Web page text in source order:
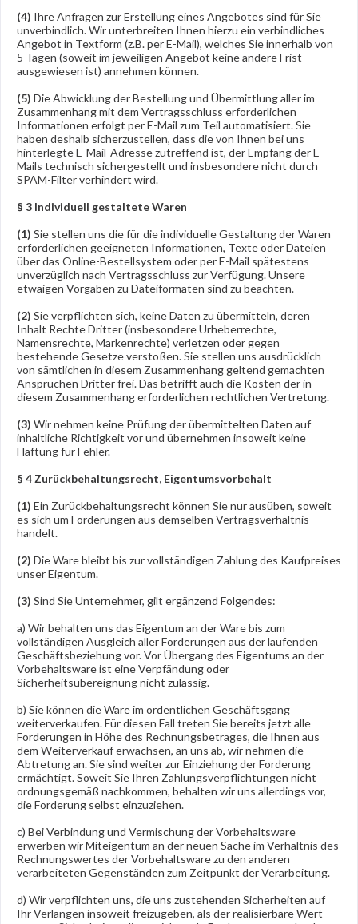
(4) Ihre Anfragen zur Erstellung eines Angebotes sind für Sie
unverbindlich. Wir unterbreiten Ihnen hierzu ein verbindliches
Angebot in Textform (z.B. per E-Mail), welches Sie innerhalb von
5 Tagen (soweit im jeweiligen Angebot keine andere Frist
ausgewiesen ist) annehmen können.
(5) Die Abwicklung der Bestellung und Übermittlung aller im
Zusammenhang mit dem Vertragsschluss erforderlichen
Informationen erfolgt per E-Mail zum Teil automatisiert. Sie
haben deshalb sicherzustellen, dass die von Ihnen bei uns
hinterlegte E-Mail-Adresse zutreffend ist, der Empfang der E-
Mails technisch sichergestellt und insbesondere nicht durch
SPAM-Filter verhindert wird.
§ 3 Individuell gestaltete Waren
(1) Sie stellen uns die für die individuelle Gestaltung der Waren
erforderlichen geeigneten Informationen, Texte oder Dateien
über das Online-Bestellsystem oder per E-Mail spätestens
unverzüglich nach Vertragsschluss zur Verfügung. Unsere
etwaigen Vorgaben zu Dateiformaten sind zu beachten.
(2) Sie verpflichten sich, keine Daten zu übermitteln, deren
Inhalt Rechte Dritter (insbesondere Urheberrechte,
Namensrechte, Markenrechte) verletzen oder gegen
bestehende Gesetze verstoßen. Sie stellen uns ausdrücklich
von sämtlichen in diesem Zusammenhang geltend gemachten
Ansprüchen Dritter frei. Das betrifft auch die Kosten der in
diesem Zusammenhang erforderlichen rechtlichen Vertretung.
(3) Wir nehmen keine Prüfung der übermittelten Daten auf
inhaltliche Richtigkeit vor und übernehmen insoweit keine
Haftung für Fehler.
§ 4 Zurückbehaltungsrecht, Eigentumsvorbehalt
(1) Ein Zurückbehaltungsrecht können Sie nur ausüben, soweit
es sich um Forderungen aus demselben Vertragsverhältnis
handelt.
(2) Die Ware bleibt bis zur vollständigen Zahlung des Kaufpreises
unser Eigentum.
(3) Sind Sie Unternehmer, gilt ergänzend Folgendes:
a) Wir behalten uns das Eigentum an der Ware bis zum
vollständigen Ausgleich aller Forderungen aus der laufenden
Geschäftsbeziehung vor. Vor Übergang des Eigentums an der
Vorbehaltsware ist eine Verpfändung oder
Sicherheitsübereignung nicht zulässig.
b) Sie können die Ware im ordentlichen Geschäftsgang
weiterverkaufen. Für diesen Fall treten Sie bereits jetzt alle
Forderungen in Höhe des Rechnungsbetrages, die Ihnen aus
dem Weiterverkauf erwachsen, an uns ab, wir nehmen die
Abtretung an. Sie sind weiter zur Einziehung der Forderung
ermächtigt. Soweit Sie Ihren Zahlungsverpflichtungen nicht
ordnungsgemäß nachkommen, behalten wir uns allerdings vor,
die Forderung selbst einzuziehen.
c) Bei Verbindung und Vermischung der Vorbehaltsware
erwerben wir Miteigentum an der neuen Sache im Verhältnis des
Rechnungswertes der Vorbehaltsware zu den anderen
verarbeiteten Gegenständen zum Zeitpunkt der Verarbeitung.
d) Wir verpflichten uns, die uns zustehenden Sicherheiten auf
Ihr Verlangen insoweit freizugeben, als der realisierbare Wert